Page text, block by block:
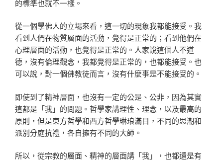
的標準也就不一樣。
從一個學佛人的立場來看，這一切的現象我都能接受。我
看到人們在物質層面的活動，覺得是正常的；看到他們在
心理層面的活動，也覺得是正常的。人家說這個人不道
德，沒有倫理觀念，我都覺得是正常的，也都能接受。也
可以說，對一個佛教徒而言，沒有什麼事是不能接受的。
即使到了精神層面，也沒有一定的公是、公非，因為其實
這都是「我」的問題。哲學家講理性、理念，以及最高的
原則，但是東方哲學和西方哲學琳琅滿目，不同的思潮和
派別分庭抗禮，各自擁有不同的大師。
所以，從宗教的層面、精神的層面講「我」，也都還是有